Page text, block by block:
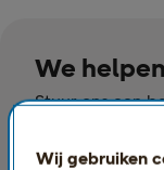
We
Stuur ons een
Wij gebruiken